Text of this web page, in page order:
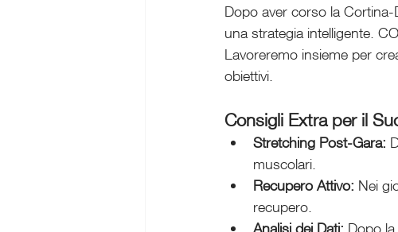
Dopo aver corso la
una strategia intelligente.
Lavoreremo insieme per
obiettivi.
Consigli Extra per il
Stretching Post-Gara:
muscolari.
Recupero Attivo: Nei
recupero.
Analisi dei Dati: Dopo